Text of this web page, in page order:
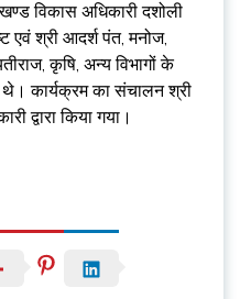
विकास अधिकारी दशोली
एवं श्री आदर्श पंत, मनोज,
कृषि, अन्य विभागों के
थे। कार्यक्रम का संचालन श्री
द्वारा किया गया।